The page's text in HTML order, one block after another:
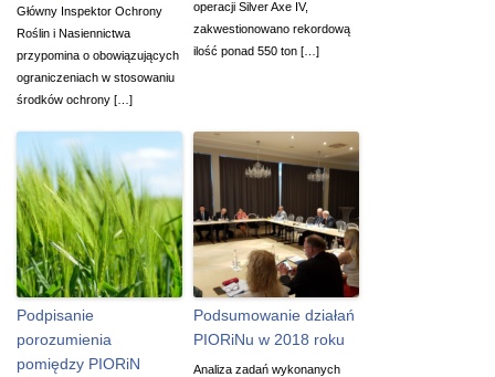
Główny Inspektor Ochrony
Roślin i Nasiennictwa
przypomina o obowiązujących
ograniczeniach w stosowaniu
środków ochrony […]
operacji Silver Axe IV,
zakwestionowano rekordową
ilość ponad 550 ton […]
Podpisanie
porozumienia
pomiędzy PIORiN
Podsumowanie działań
PIORiNu w 2018 roku
Analiza zadań wykonanych